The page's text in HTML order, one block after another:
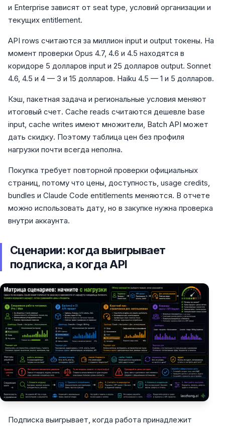
и Enterprise зависят от seat type, условий организации и
текущих entitlement.
API rows считаются за миллион input и output токены. На
момент проверки Opus 4.7, 4.6 и 4.5 находятся в
коридоре 5 долларов input и 25 долларов output. Sonnet
4.6, 4.5 и 4 — 3 и 15 долларов. Haiku 4.5 — 1 и 5 долларов.
Кэш, пакетная задача и региональные условия меняют
итоговый счет. Cache reads считаются дешевле base
input, cache writes имеют множители, Batch API может
дать скидку. Поэтому таблица цен без профиля
нагрузки почти всегда неполна.
Покупка требует повторной проверки официальных
страниц, потому что цены, доступность, usage credits,
bundles и Claude Code entitlements меняются. В отчете
можно использовать дату, но в закупке нужна проверка
внутри аккаунта.
Сценарии: когда выигрывает
подписка, а когда API
Подписка выигрывает, когда работа принадлежит